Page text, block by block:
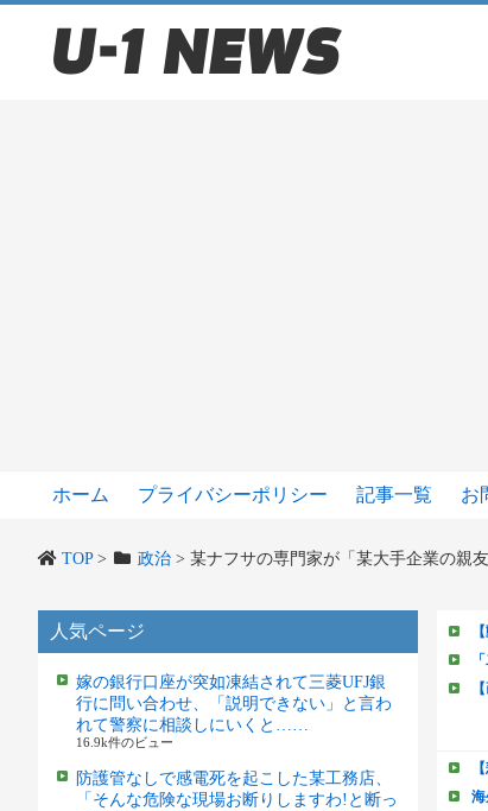
ホーム プライバシーポリシー 記事一覧 お
TOP> 政治> 某ナフサの専門家が「某大手企業の親
人気ページ
嫁の銀行口座が突如凍結されて三菱UFJ銀
行に問い合わせ、「説明できない」と言わ
れて警察に相談しにいくと……
16.9k件のビュー
防護管なしで感電死を起こした某工務店、
「そんな危険な現場お断りしますわ!と断っ